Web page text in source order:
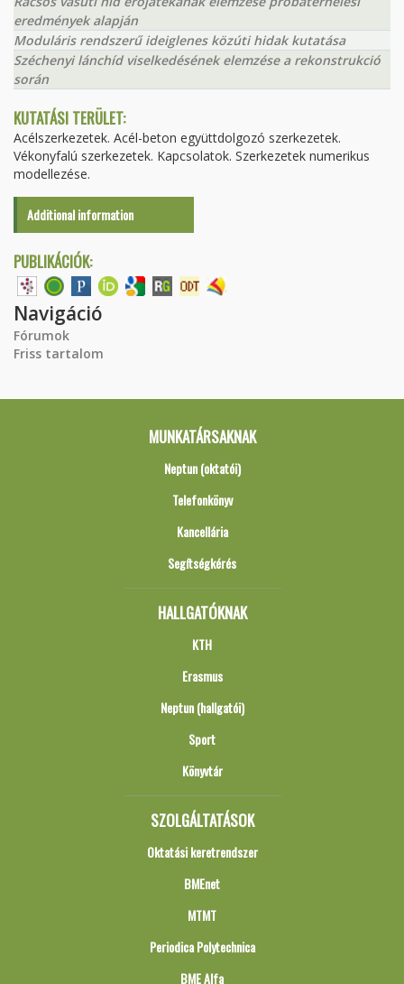
eredmények alapján
Moduláris rendszerű ideiglenes közúti hidak kutatása
Széchenyi lánchíd viselkedésének elemzése a rekonstrukció
során
KUTATÁSI TERÜLET:
Acélszerkezetek. Acél-beton együttdolgozó szerkezetek.
Vékonyfalú szerkezetek. Kapcsolatok. Szerkezetek numerikus
modellezése.
Additional information
PUBLIKÁCIÓK:
Navigáció
Fórumok
Friss tartalom
MUNKATÁRSAKNAK
Neptun (oktatói)
Telefonkönyv
Kancellária
Segítségkérés
HALLGATÓKNAK
KTH
Erasmus
Neptun (hallgatói)
Sport
Könyvtár
SZOLGÁLTATÁSOK
Oktatási keretrendszer
BMEnet
MTMT
Periodica Polytechnica
BME Alfa